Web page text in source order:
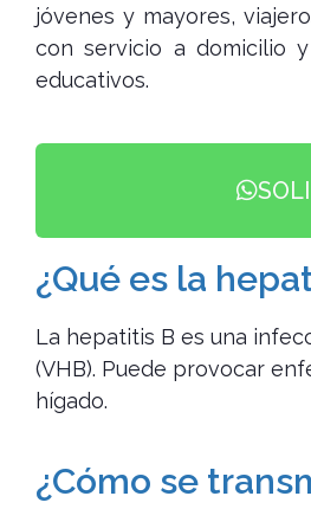
jóvenes y mayores,
con servicio a domicilio
educativos.
¿Qué es la
La hepatitis B es una
(VHB). Puede provocar
hígado.
¿Cómo se